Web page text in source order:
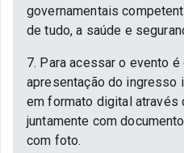
governamentais
de tudo, a saúde e
7. Para acessar o evento
apresentação do ingresso
em formato digital através
juntamente com
com foto.